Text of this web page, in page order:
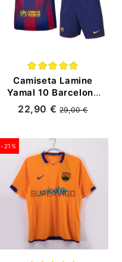
Camiseta Lamine
Yamal 10 Barcelona
Primera Equipación
2025/2026 Niño Kit
22,90 €29,00 €
-21%